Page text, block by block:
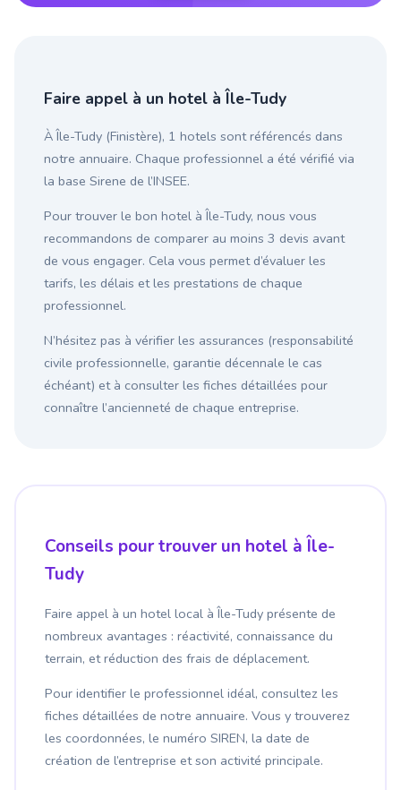
Faire appel à un hotel à Île-Tudy
À Île-Tudy (Finistère), 1 hotels sont référencés dans
notre annuaire. Chaque professionnel a été vérifié via
la base Sirene de l’INSEE.
Pour trouver le bon hotel à Île-Tudy, nous vous
recommandons de comparer au moins 3 devis avant
de vous engager. Cela vous permet d’évaluer les
tarifs, les délais et les prestations de chaque
professionnel.
N’hésitez pas à vérifier les assurances (responsabilité
civile professionnelle, garantie décennale le cas
échéant) et à consulter les fiches détaillées pour
connaître l’ancienneté de chaque entreprise.
Conseils pour trouver un hotel à Île-
Tudy
Faire appel à un hotel local à Île-Tudy présente de
nombreux avantages : réactivité, connaissance du
terrain, et réduction des frais de déplacement.
Pour identifier le professionnel idéal, consultez les
fiches détaillées de notre annuaire. Vous y trouverez
les coordonnées, le numéro SIREN, la date de
création de l’entreprise et son activité principale.